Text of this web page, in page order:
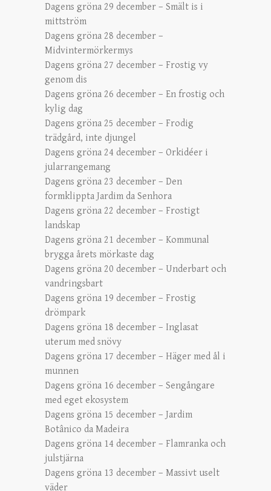
Dagens gröna 29 december – Smält is i
mittström
Dagens gröna 28 december –
Midvintermörkermys
Dagens gröna 27 december – Frostig vy
genom dis
Dagens gröna 26 december – En frostig och
kylig dag
Dagens gröna 25 december – Frodig
trädgård, inte djungel
Dagens gröna 24 december – Orkidéer i
jularrangemang
Dagens gröna 23 december – Den
formklippta Jardim da Senhora
Dagens gröna 22 december – Frostigt
landskap
Dagens gröna 21 december – Kommunal
brygga årets mörkaste dag
Dagens gröna 20 december – Underbart och
vandringsbart
Dagens gröna 19 december – Frostig
drömpark
Dagens gröna 18 december – Inglasat
uterum med snövy
Dagens gröna 17 december – Häger med ål i
munnen
Dagens gröna 16 december – Sengångare
med eget ekosystem
Dagens gröna 15 december – Jardim
Botânico da Madeira
Dagens gröna 14 december – Flamranka och
julstjärna
Dagens gröna 13 december – Massivt uselt
väder